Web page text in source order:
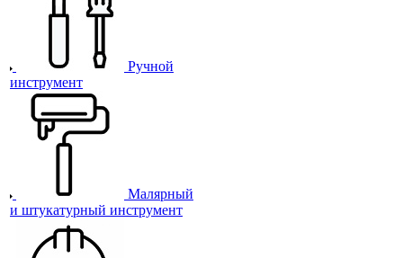
Ручной
инструмент
Малярный
и штукатурный инструмент